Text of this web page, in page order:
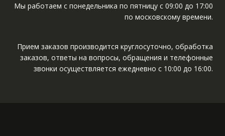
Мы работаем с понедельника по пятницу с 09:00 до 17:00
по московскому времени.
Прием заказов производится круглосуточно, обработка
заказов, ответы на вопросы, обращения и телефонные
звонки осуществляется ежедневно с 10:00 до 16:00.